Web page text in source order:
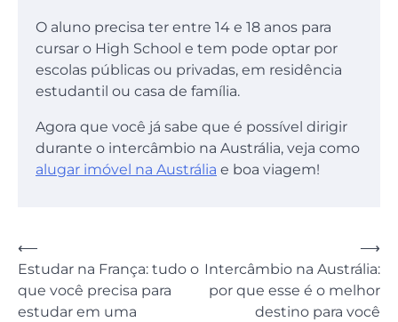
O aluno precisa ter entre 14 e 18 anos para
cursar o High School e tem pode optar por
escolas públicas ou privadas, em residência
estudantil ou casa de família.
Agora que você já sabe que é possível dirigir
durante o intercâmbio na Austrália, veja como
alugar imóvel na Austrália e boa viagem!
Navegação
de
Post
⟵
Estudar na França: tudo o
que você precisa para
estudar em uma
Intercâmbio na Austrália:
por que esse é o melhor
destino para você
⟶